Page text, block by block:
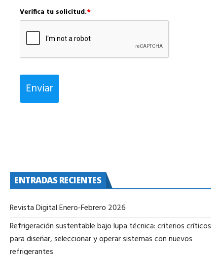
Verifica tu solicitud.*
Enviar
ENTRADAS RECIENTES
Revista Digital Enero-Febrero 2026
Refrigeración sustentable bajo lupa técnica: criterios críticos
para diseñar, seleccionar y operar sistemas con nuevos
refrigerantes